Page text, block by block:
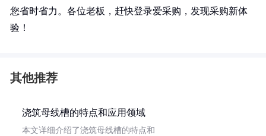
您省时省力。各位老板，赶快登录爱采购，发现采购新体
验！
其他推荐
浇筑母线槽的特点和应用领域
本文详细介绍了浇筑母线槽的特点和